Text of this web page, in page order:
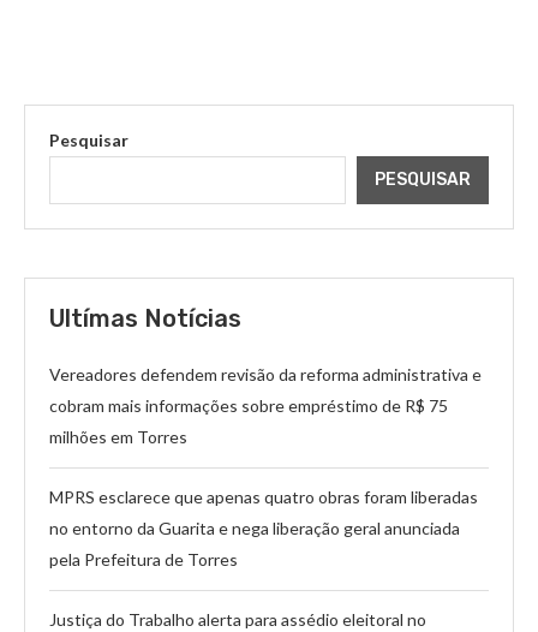
Pesquisar
PESQUISAR
Ultímas Notícias
Vereadores defendem revisão da reforma administrativa e
cobram mais informações sobre empréstimo de R$ 75
milhões em Torres
MPRS esclarece que apenas quatro obras foram liberadas
no entorno da Guarita e nega liberação geral anunciada
pela Prefeitura de Torres
Justiça do Trabalho alerta para assédio eleitoral no